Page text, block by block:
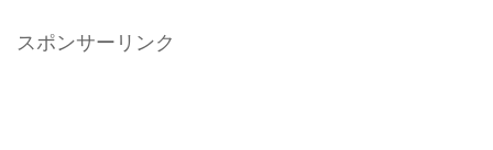
スポンサーリンク